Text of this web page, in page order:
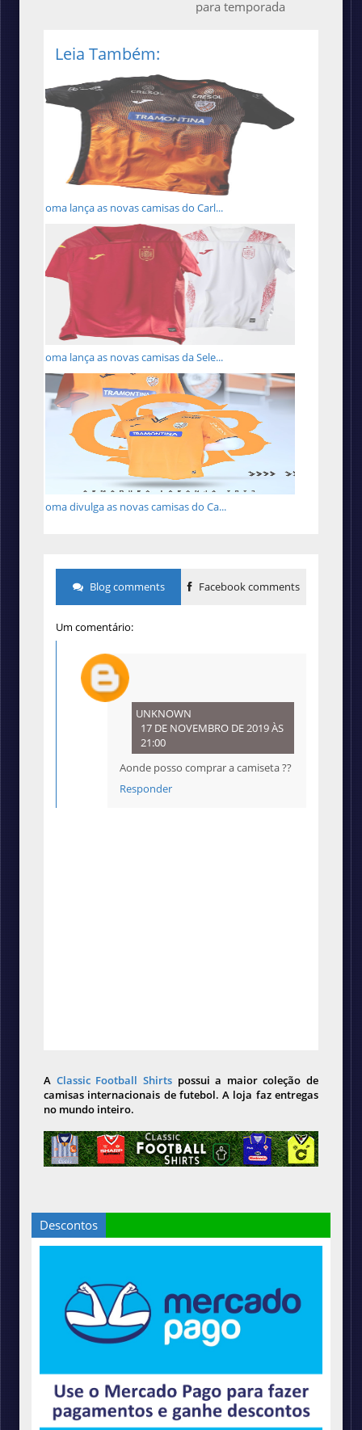
para temporada
Leia Também:
Joma lança as novas camisas do Carl...
Joma lança as novas camisas da Sele...
Joma divulga as novas camisas do Ca...
Blog comments Facebook comments
Um comentário:
UNKNOWN
17 DE NOVEMBRO DE 2019 ÀS
21:00
Aonde posso comprar a camiseta ??
Responder
A Classic Football Shirts possui a maior coleção de
camisas internacionais de futebol. A loja faz entregas
no mundo inteiro.
Descontos